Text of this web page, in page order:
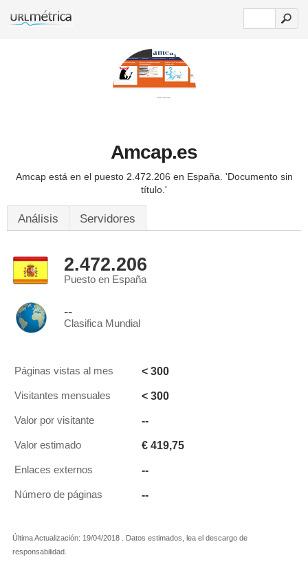
Amcap.es
Amcap está en el puesto 2.472.206 en España. 'Documento sin
título.'
Análisis Servidores
2.472.206
Puesto en España
--
Clasifica Mundial
Páginas vistas al mes < 300
Visitantes mensuales < 300
Valor por visitante --
Valor estimado € 419,75
Enlaces externos --
Número de páginas --
Última Actualización: 19/04/2018 . Datos estimados, lea el descargo de
responsabilidad.